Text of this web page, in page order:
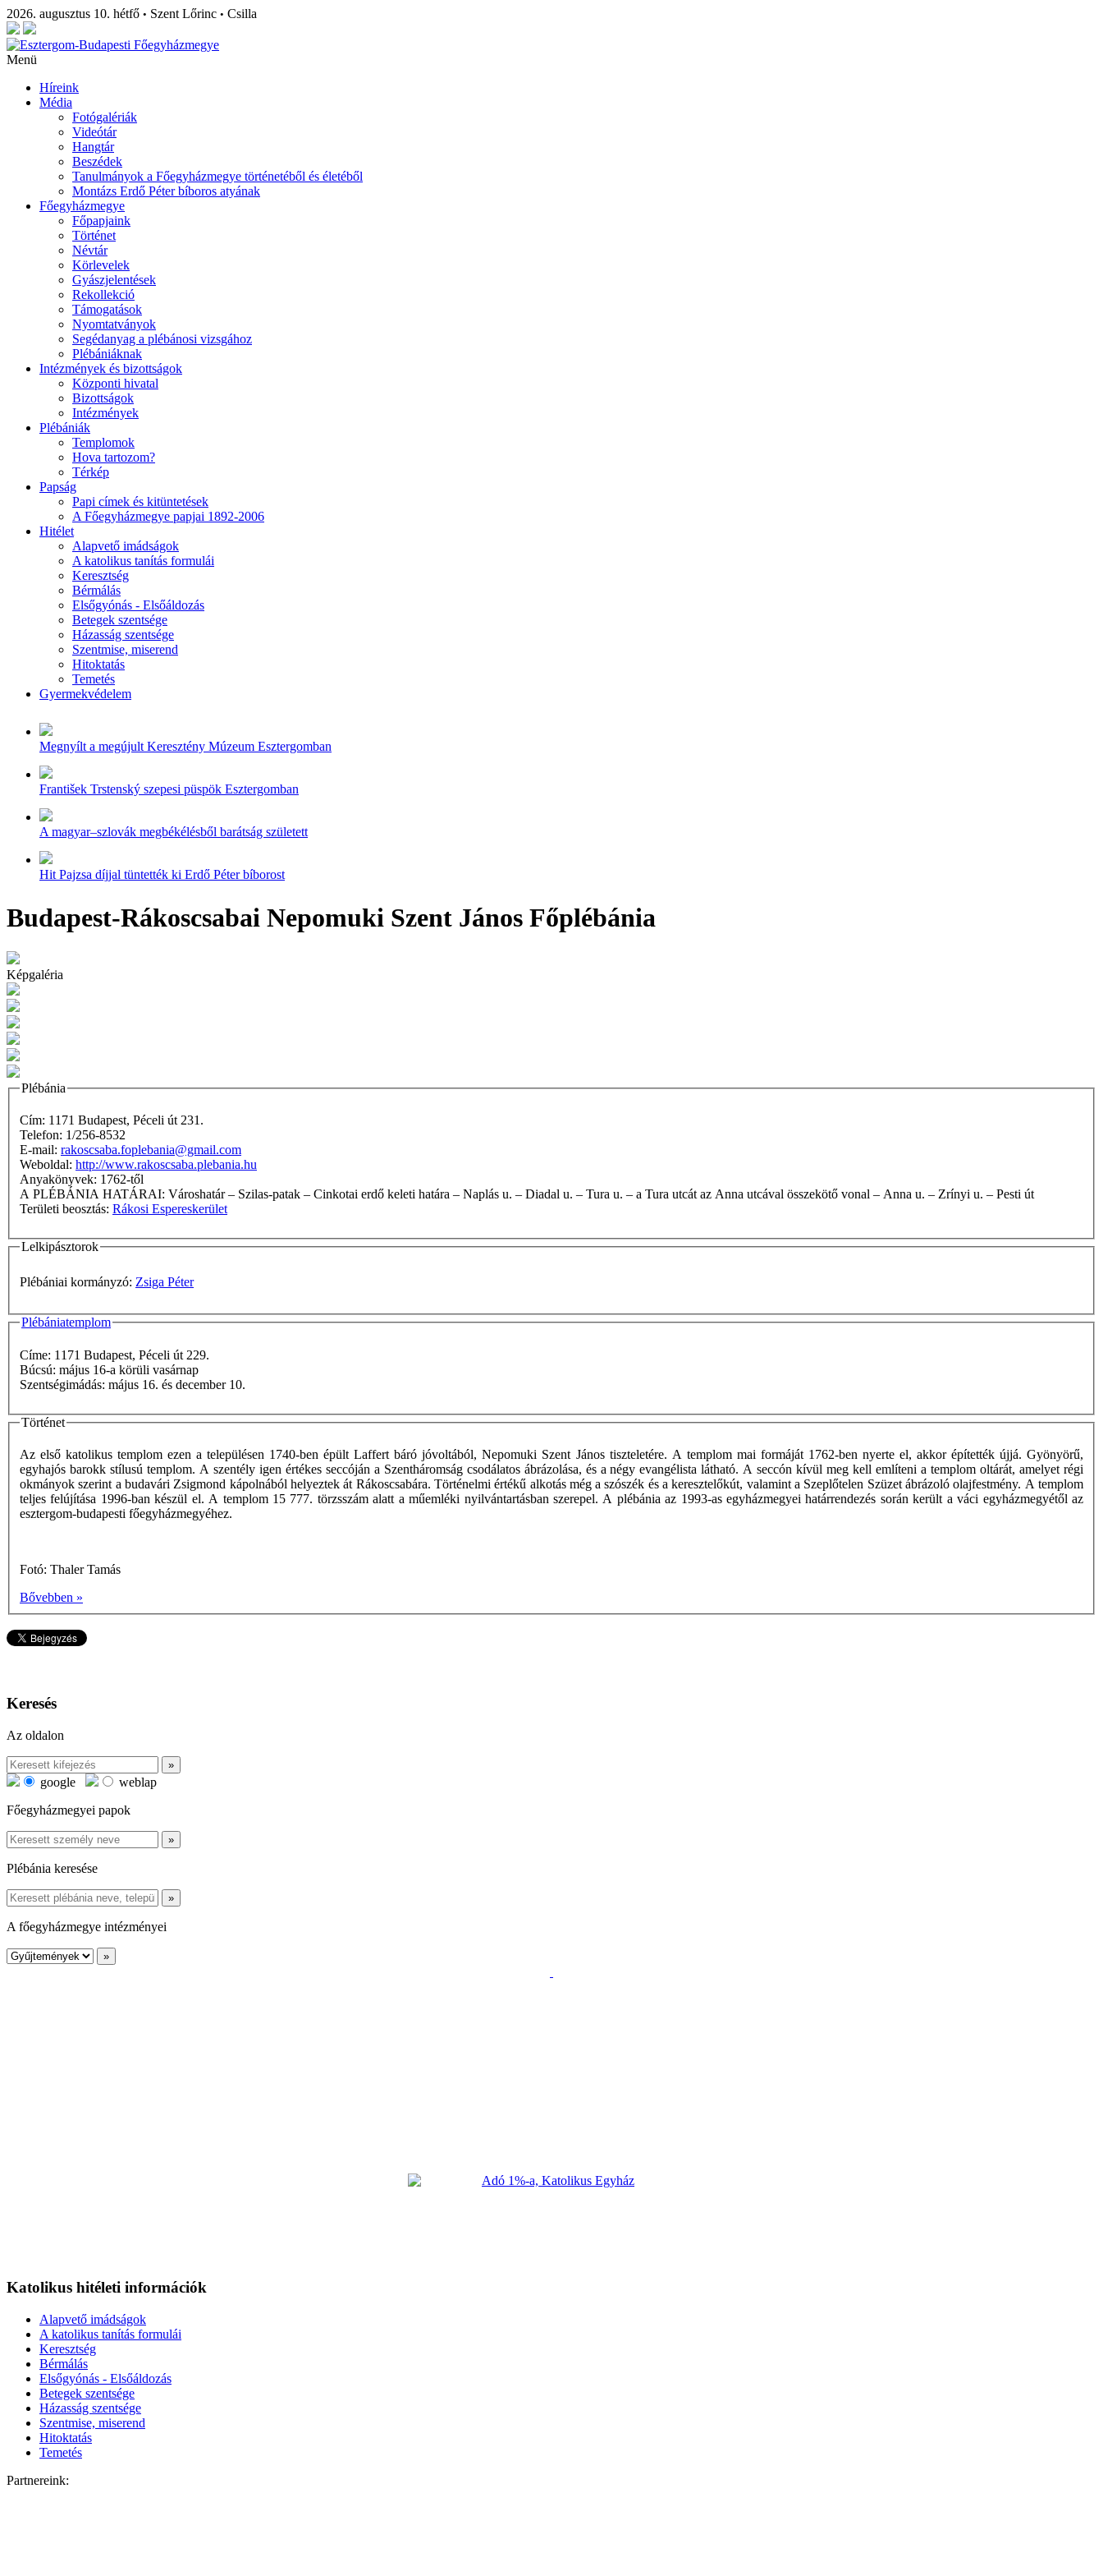
2026. augusztus 10. hétfő • Szent Lőrinc • Csilla
Menü
Híreink
Média
Fotógalériák
Videótár
Hangtár
Beszédek
Tanulmányok a Főegyházmegye történetéből és életéből
Montázs Erdő Péter bíboros atyának
Főegyházmegye
Főpapjaink
Történet
Névtár
Körlevelek
Gyászjelentések
Rekollekció
Támogatások
Nyomtatványok
Segédanyag a plébánosi vizsgához
Plébániáknak
Intézmények és bizottságok
Központi hivatal
Bizottságok
Intézmények
Plébániák
Templomok
Hova tartozom?
Térkép
Papság
Papi címek és kitüntetések
A Főegyházmegye papjai 1892-2006
Hitélet
Alapvető imádságok
A katolikus tanítás formulái
Keresztség
Bérmálás
Elsőgyónás - Elsőáldozás
Betegek szentsége
Házasság szentsége
Szentmise, miserend
Hitoktatás
Temetés
Gyermekvédelem
Megnyílt a megújult Keresztény Múzeum Esztergomban
František Trstenský szepesi püspök Esztergomban
A magyar–szlovák megbékélésből barátság született
Hit Pajzsa díjjal tüntették ki Erdő Péter bíborost
Budapest-Rákoscsabai Nepomuki Szent János Főplébánia
Képgaléria
Plébánia
Cím: 1171 Budapest, Péceli út 231.
Telefon: 1/256-8532
E-mail: rakoscsaba.foplebania@gmail.com
Weboldal: http://www.rakoscsaba.plebania.hu
Anyakönyvek: 1762-től
A PLÉBÁNIA HATÁRAI: Városhatár – Szilas-patak – Cinkotai erdő keleti határa – Naplás u. – Diadal u. – Tura u. – a Tura utcát az Anna utcával összekötő vonal – Anna u. – Zrínyi u. – Pesti út
Területi beosztás: Rákosi Espereskerület
Lelkipásztorok
Plébániai kormányzó: Zsiga Péter
Plébániatemplom
Címe: 1171 Budapest, Péceli út 229.
Búcsú: május 16-a körüli vasárnap
Szentségimádás: május 16. és december 10.
Történet
Az első katolikus templom ezen a településen 1740-ben épült Laffert báró jóvoltából, Nepomuki Szent János tiszteletére. A templom mai formáját 1762-ben nyerte el, akkor építették újjá. Gyönyörű,
egyhajós barokk stílusú templom. A szentély igen értékes seccóján a Szentháromság csodálatos ábrázolása, és a négy evangélista látható. A seccón kívül meg kell említeni a templom oltárát, amelyet régi
okmányok szerint a budavári Zsigmond kápolnából helyeztek át Rákoscsabára. Történelmi értékű alkotás még a szószék és a keresztelőkút, valamint a Szeplőtelen Szüzet ábrázoló olajfestmény. A templom
teljes felújítása 1996-ban készül el. A templom 15 777. törzsszám alatt a műemléki nyilvántartásban szerepel. A plébánia az 1993-as egyházmegyei határrendezés során került a váci egyházmegyétől az
esztergom-budapesti főegyházmegyéhez.
Fotó: Thaler Tamás
Bővebben »
Keresés
Az oldalon
google
weblap
Főegyházmegyei papok
Plébánia keresése
A főegyházmegye intézményei
Katolikus hitéleti információk
Alapvető imádságok
A katolikus tanítás formulái
Keresztség
Bérmálás
Elsőgyónás - Elsőáldozás
Betegek szentsége
Házasság szentsége
Szentmise, miserend
Hitoktatás
Temetés
Partnereink: